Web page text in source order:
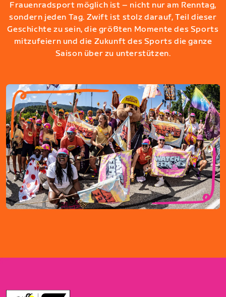
Frauenradsport möglich ist – nicht nur am Renntag,
sondern jeden Tag. Zwift ist stolz darauf, Teil dieser
Geschichte zu sein, die größten Momente des Sports
mitzufeiern und die Zukunft des Sports die ganze
Saison über zu unterstützen.